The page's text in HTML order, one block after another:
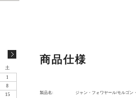
商品仕様
製品名: ジャン・フォワヤール/モルゴン
土
1
8
15